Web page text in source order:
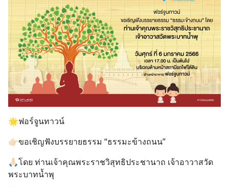
Thai
English
🌟ฟอร์จูนทาวน์
👉🏻ขอเชิญฟังบรรยายธรรม “ธรรมะข้างถนน”
🙏🏻โดย ท่านเจ้าคุณพระราชวิสุทธิประชานาถ เจ้าอาวาสวัด
พระบาทน้ำพุ